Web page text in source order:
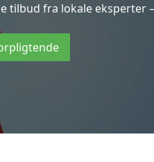
tilbud fra lokale eksperter